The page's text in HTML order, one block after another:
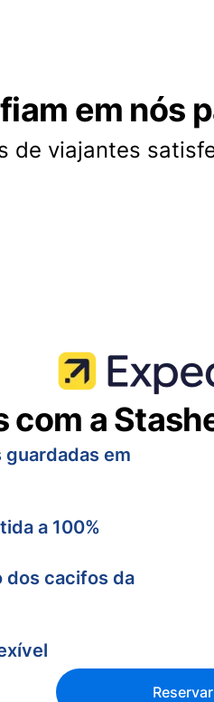
em nós
de viajantes
com a
guardadas em
a 100%
dos cacifos da